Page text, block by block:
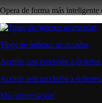
Opera de forma más
Tipos de órdenes avanzadas
Accede con precisión a
Accede con precisión a
Más información